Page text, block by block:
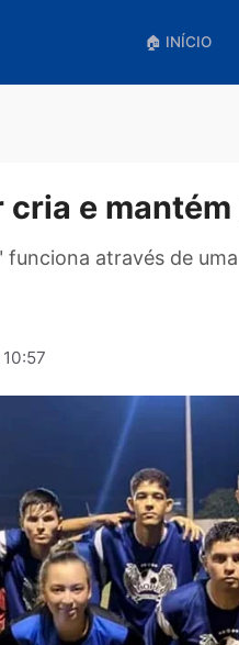
🏠
cria e
funciona através
às 10:57